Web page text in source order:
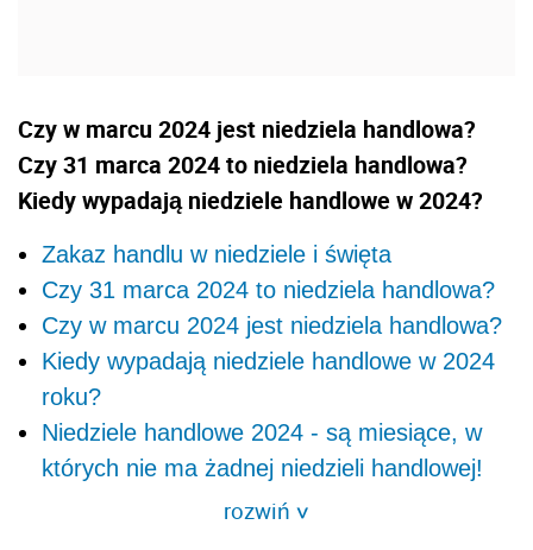
Czy w marcu 2024 jest niedziela handlowa?
Czy 31 marca 2024 to niedziela handlowa?
Kiedy wypadają niedziele handlowe w 2024?
Zakaz handlu w niedziele i święta
Czy 31 marca 2024 to niedziela handlowa?
Czy w marcu 2024 jest niedziela handlowa?
Kiedy wypadają niedziele handlowe w 2024
roku?
Niedziele handlowe 2024 - są miesiące, w
których nie ma żadnej niedzieli handlowej!
rozwiń>